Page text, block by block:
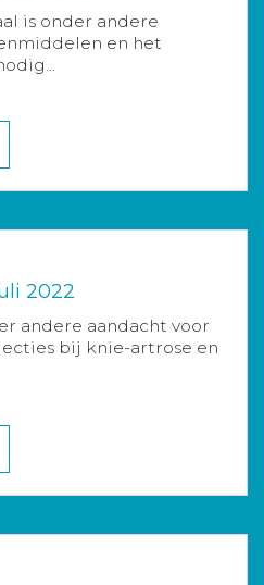
is onder andere
en het
2022
andere aandacht voor
bij knie-artrose en